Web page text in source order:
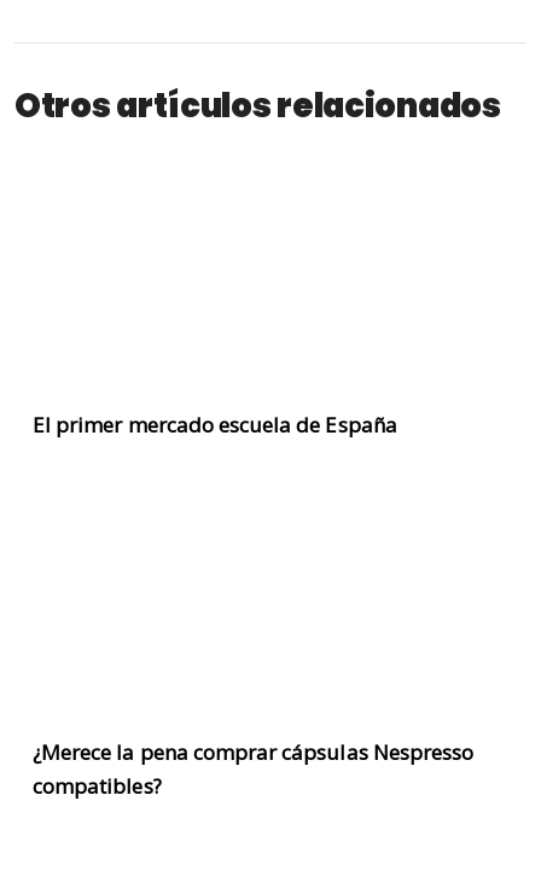
Otros artículos relacionados
El primer mercado escuela de España
¿Merece la pena comprar cápsulas Nespresso
compatibles?